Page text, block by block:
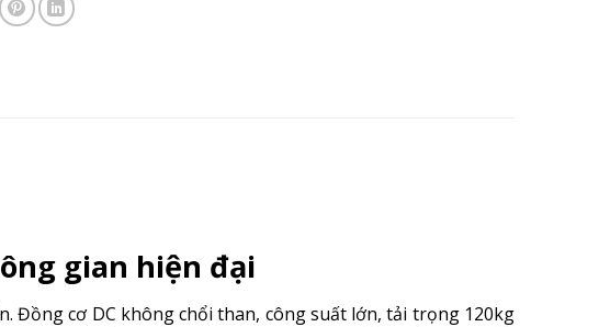
gian hiện đại
Đồng cơ DC không chổi than, công suất lớn, tải trọng 120kg